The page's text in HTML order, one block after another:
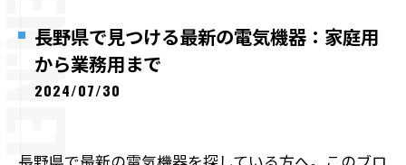
長野県で見つける最新の電気機器：家庭用
から業務用まで
2024/07/30